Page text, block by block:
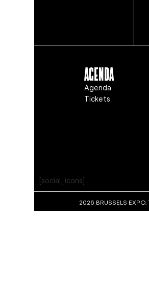
Agenda
Agenda
Tickets
[social_icons]
2026 BRUSSELS EXPO.